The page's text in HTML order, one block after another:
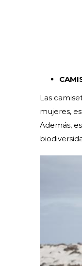
Las
mujeres,
Además,